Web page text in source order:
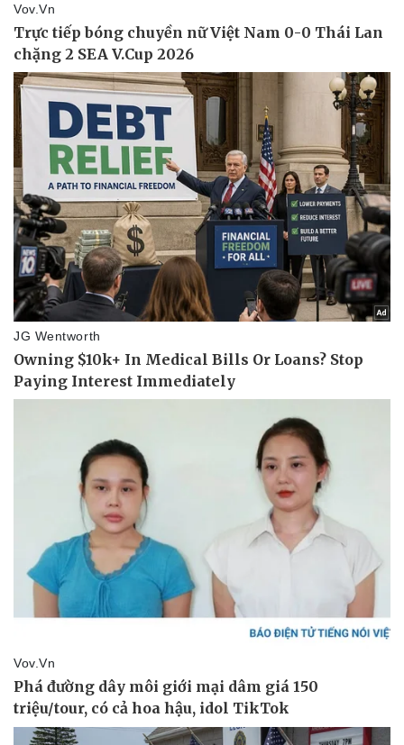
Kinh tế
Bất động sản
Khởi nghiệp
Thị trường
Giá vàng
Tiêu dùng
Tỷ giá
Chứng khoán